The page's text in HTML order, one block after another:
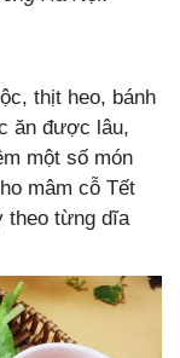
thịt heo, bánh
ăn được lâu,
một số món
mâm cỗ Tết
theo từng dĩa